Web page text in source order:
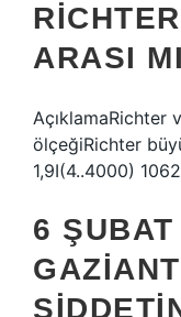
ARASI
AçıklamaRichter
ölçeğiRichter
1,9I(4..4000)
6